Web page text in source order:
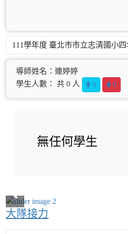
導師姓名：連婷婷
學生人數： 共 0 人
0 0
無任何學生
大隊接力